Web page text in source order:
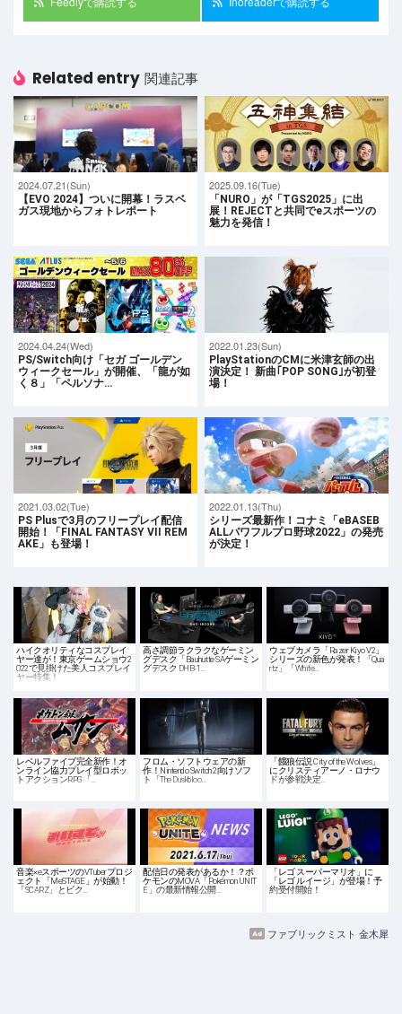
Related entry 関連記事
2024.07.21(Sun)
【EVO 2024】ついに開幕！ラスベ
ガス現地からフォトレポート
2025.09.16(Tue)
「NURO」が「TGS2025」に出
展！REJECTと共同でeスポーツの
魅力を発信！
2024.04.24(Wed)
PS/Switch向け「セガ ゴールデン
ウィークセール」が開催、「龍が如
く８」「ペルソナ…
2022.01.23(Sun)
PlayStationのCMに米津玄師の出
演決定！ 新曲｢POP SONG｣が初登
場！
2021.03.02(Tue)
PS Plusで3月のフリープレイ配信
開始！「FINAL FANTASY VII REM
AKE」も登場！
2022.01.13(Thu)
シリーズ最新作！コナミ「eBASEB
ALLパワフルプロ野球2022」の発売
が決定！
ハイクオリティなコスプレイ
ヤー達が！東京ゲームショウ2
022で見掛けた美人コスプレイ
ヤー特集！
高さ調節ラクラクなゲーミン
グデスク「Bauhutte SAゲーミン
グデスク DHB-1…
ウェブカメラ「Razer Kiyo V2」
シリーズの新色が発表！「Qua
rtz」「White…
レベルファイブ完全新作！オ
ンライン協力プレイ型ロボッ
トアクションRPG「…
フロム・ソフトウェアの新
作！Nintendo Switch 2向けソフ
ト「The Duskbloo…
「餓狼伝説 City of the Wolves」
にクリスティアーノ・ロナウ
ドが参戦決定…
音楽×eスポーツのVTuberプロジ
ェクト「MeSTAGE」が始動！
「SCARZ」とビク…
配信日の発表があるか！？ポ
ケモンのMOVA「Pokémon UNIT
E」の最新情報公開…
「レゴ スーパーマリオ」に
「レゴ ルイージ」が登場！予
約受付開始！
ファブリックミスト 金木犀